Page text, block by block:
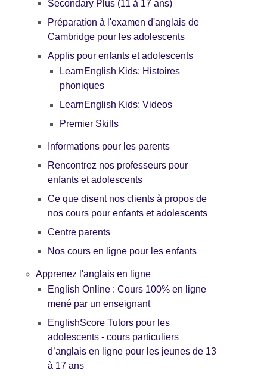
Secondary Plus (11 à 17 ans)
Préparation à l'examen d'anglais de
Cambridge pour les adolescents
Applis pour enfants et adolescents
LearnEnglish Kids: Histoires
phoniques
LearnEnglish Kids: Videos
Premier Skills
Informations pour les parents
Rencontrez nos professeurs pour
enfants et adolescents
Ce que disent nos clients à propos de
nos cours pour enfants et adolescents
Centre parents
Nos cours en ligne pour les enfants
Apprenez l'anglais en ligne
English Online : Cours 100% en ligne
mené par un enseignant
EnglishScore Tutors pour les
adolescents - cours particuliers
d’anglais en ligne pour les jeunes de 13
à 17 ans